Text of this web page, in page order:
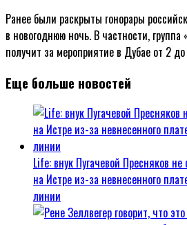
Ранее были раскрыты гонорары
в новогоднюю ночь. В частности,
получит за мероприятие в Дубае от 2
Еще больше новостей
Life: внук Пугачевой Пресняков
на Истре из-за невнесенного
линии